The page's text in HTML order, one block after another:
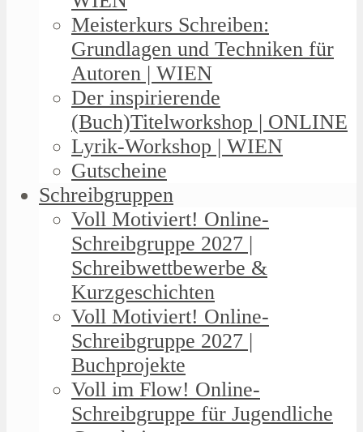
Meisterkurs Schreiben:
Grundlagen und Techniken für
Autoren | WIEN
Der inspirierende
(Buch)Titelworkshop | ONLINE
Lyrik-Workshop | WIEN
Gutscheine
Schreibgruppen
Voll Motiviert! Online-
Schreibgruppe 2027 |
Schreibwettbewerbe &
Kurzgeschichten
Voll Motiviert! Online-
Schreibgruppe 2027 |
Buchprojekte
Voll im Flow! Online-
Schreibgruppe für Jugendliche